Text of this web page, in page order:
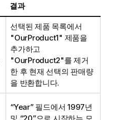
결과
선택된 제품 목록에서
"OurProduct1" 제품을
추가하고
"OurProduct2"를 제거
한 후 현재 선택의 판매량
을 반환합니다.
“Year” 필드에서 1997년
및 “20”으로 시작하는 모